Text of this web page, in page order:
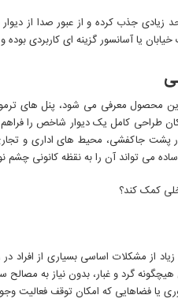
جذب کرده و از عبور صدا از
یا آسانسور گزینه ای کاربردی
محصول معرفی می شود، پنل های
کامل یک دیوار شاخص را فراهم
پشت جاکفشی، محیط های اداری و
می تواند آن را به نقظه کانونی
از مشکلات اساسی بسیاری از افراد
گرد و غبار، بدون نیاز به
یا فضاهایی که امکان توقف فعالیت